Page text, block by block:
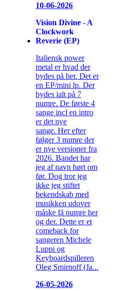
10-06-2026
Vision Divine - A
Clockwork
Reverie (EP)
Italiensk power
metal er hvad der
bydes på her. Det er
en EP/mini lp. Der
bydes ialt på 7
numre. De første 4
sange incl en intro
er det nye
sange. Her efter
følger 3 numre der
er nye versioner fra
2026. Bandet har
jeg af navn hørt om
før. Dog tror jeg
ikke jeg stiftet
bekendskab med
musikken udover
måske få numre her
og der. Dette er et
comeback for
sangeren Michele
Luppi og
Keyboardspilleren
Oleg Smirnoff (Ja...
26-05-2026